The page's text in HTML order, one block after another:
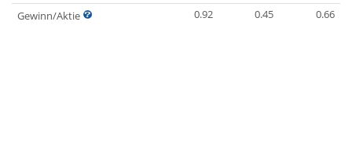
Gewinn/Aktie
0.92 0.45 0.66